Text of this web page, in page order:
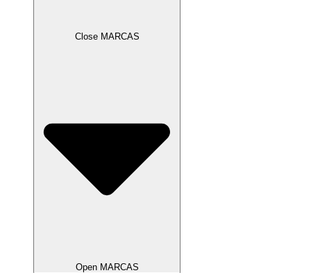
Close MARCAS
Open MARCAS